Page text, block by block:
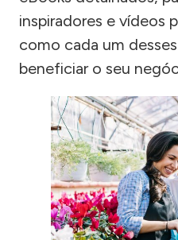
inspiradores e vídeos
como cada um
beneficiar o seu